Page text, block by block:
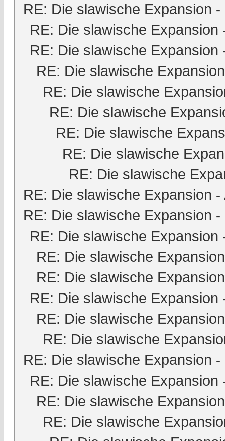
RE: Die slawische Expansion -
RE: Die slawische Expansion
RE: Die slawische Expansion
RE: Die slawische Expansion
RE: Die slawische
RE: Die slawische
RE: Die slawische
RE: Die slawische
RE: Die slawische
RE: Die slawische Expansion -
RE: Die slawische Expansion -
RE: Die slawische Expansion
RE: Die slawische Expansion
RE: Die slawische Expansion
RE: Die slawische Expansion
RE: Die slawische Expansion
RE: Die slawische
RE: Die slawische Expansion -
RE: Die slawische Expansion
RE: Die slawische Expansion
RE: Die slawische